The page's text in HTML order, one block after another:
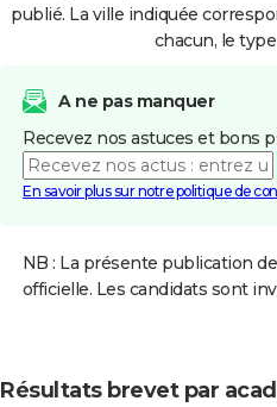
publié. La ville indiquée
chacun, le
A ne pas manquer
Recevez nos astuces et bons
En savoir plus sur notre politique de
NB : La présente publication
officielle. Les candidats sont
Résultats brevet par